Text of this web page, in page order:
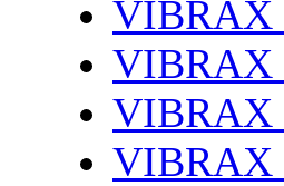
VIBRAX
VIBRAX
VIBRAX